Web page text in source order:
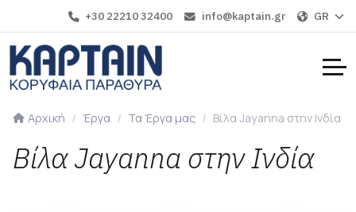
+30 22210 32400 info@kaptain.gr GR
Αρχική Έργα Τα Έργα μας Βίλα Jayanna στην Ινδία
Βίλα Jayanna στην Ινδία